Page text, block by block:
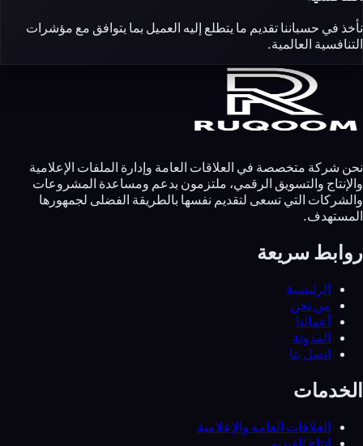
نأخذ في حسباننا تقديم ما يتطلع إليه العميل بما يتوافق مع مؤشرات
التنافسية العالمية.
نحن شركة متخصصة في العلاقات العامة وإدارة الملفات الإعلامية
والإنتاج والتسويق الرقمي، ملتزمون بدعم ومساعدة المشروعات
والشركات التي تسعى لتقديم نفسها بالطريقة الفضلى لجمهورها
المستهدف.
روابط سريعة
الرئيسية
من نحن
أعمالنا
المدونة
اتصل بنا
الخدمات
العلاقات العامة والإعلامية
إنتاج الفيديو